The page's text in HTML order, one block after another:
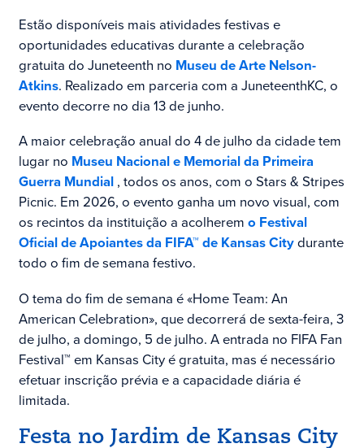
Estão disponíveis mais atividades festivas e
oportunidades educativas durante a celebração
gratuita do Juneteenth no Museu de Arte Nelson-
Atkins. Realizado em parceria com a JuneteenthKC, o
evento decorre no dia 13 de junho.
A maior celebração anual do 4 de julho da cidade tem
lugar no Museu Nacional e Memorial da Primeira
Guerra Mundial, todos os anos, com o Stars & Stripes
Picnic. Em 2026, o evento ganha um novo visual, com
os recintos da instituição a acolherem o Festival
Oficial de Apoiantes da FIFA™ de Kansas Citydurante
todo o fim de semana festivo.
O tema do fim de semana é «Home Team: An
American Celebration», que decorrerá de sexta-feira, 3
de julho, a domingo, 5 de julho. A entrada no FIFA Fan
Festival™ em Kansas City é gratuita, mas é necessário
efetuar inscrição prévia e a capacidade diária é
limitada.
Festa no Jardim de Kansas City